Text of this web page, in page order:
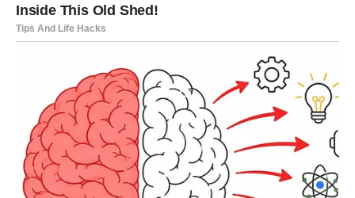
konačno dobija povoljan razvoj.
Pred vama su trenuci koji vraćaju vjeru u dobre ishode.
LAV
Lavovi će biti među najvećim srećnicima sedmice.
Moguće su lijepe vijesti vezane za posao, novac ili
privatni život.